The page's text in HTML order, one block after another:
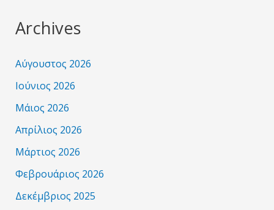
Archives
Αύγουστος 2026
Ιούνιος 2026
Μάιος 2026
Απρίλιος 2026
Μάρτιος 2026
Φεβρουάριος 2026
Δεκέμβριος 2025